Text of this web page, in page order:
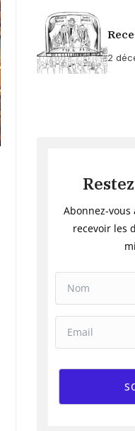
2
Abonnez-
recevoir les